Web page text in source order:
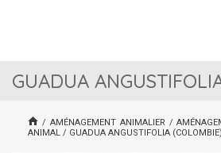
GUADUA
/ AMÉNAGEMENT ANIMALIER /
ANIMAL / GUADUA ANGUSTIFOLIA (COLOMBIE)